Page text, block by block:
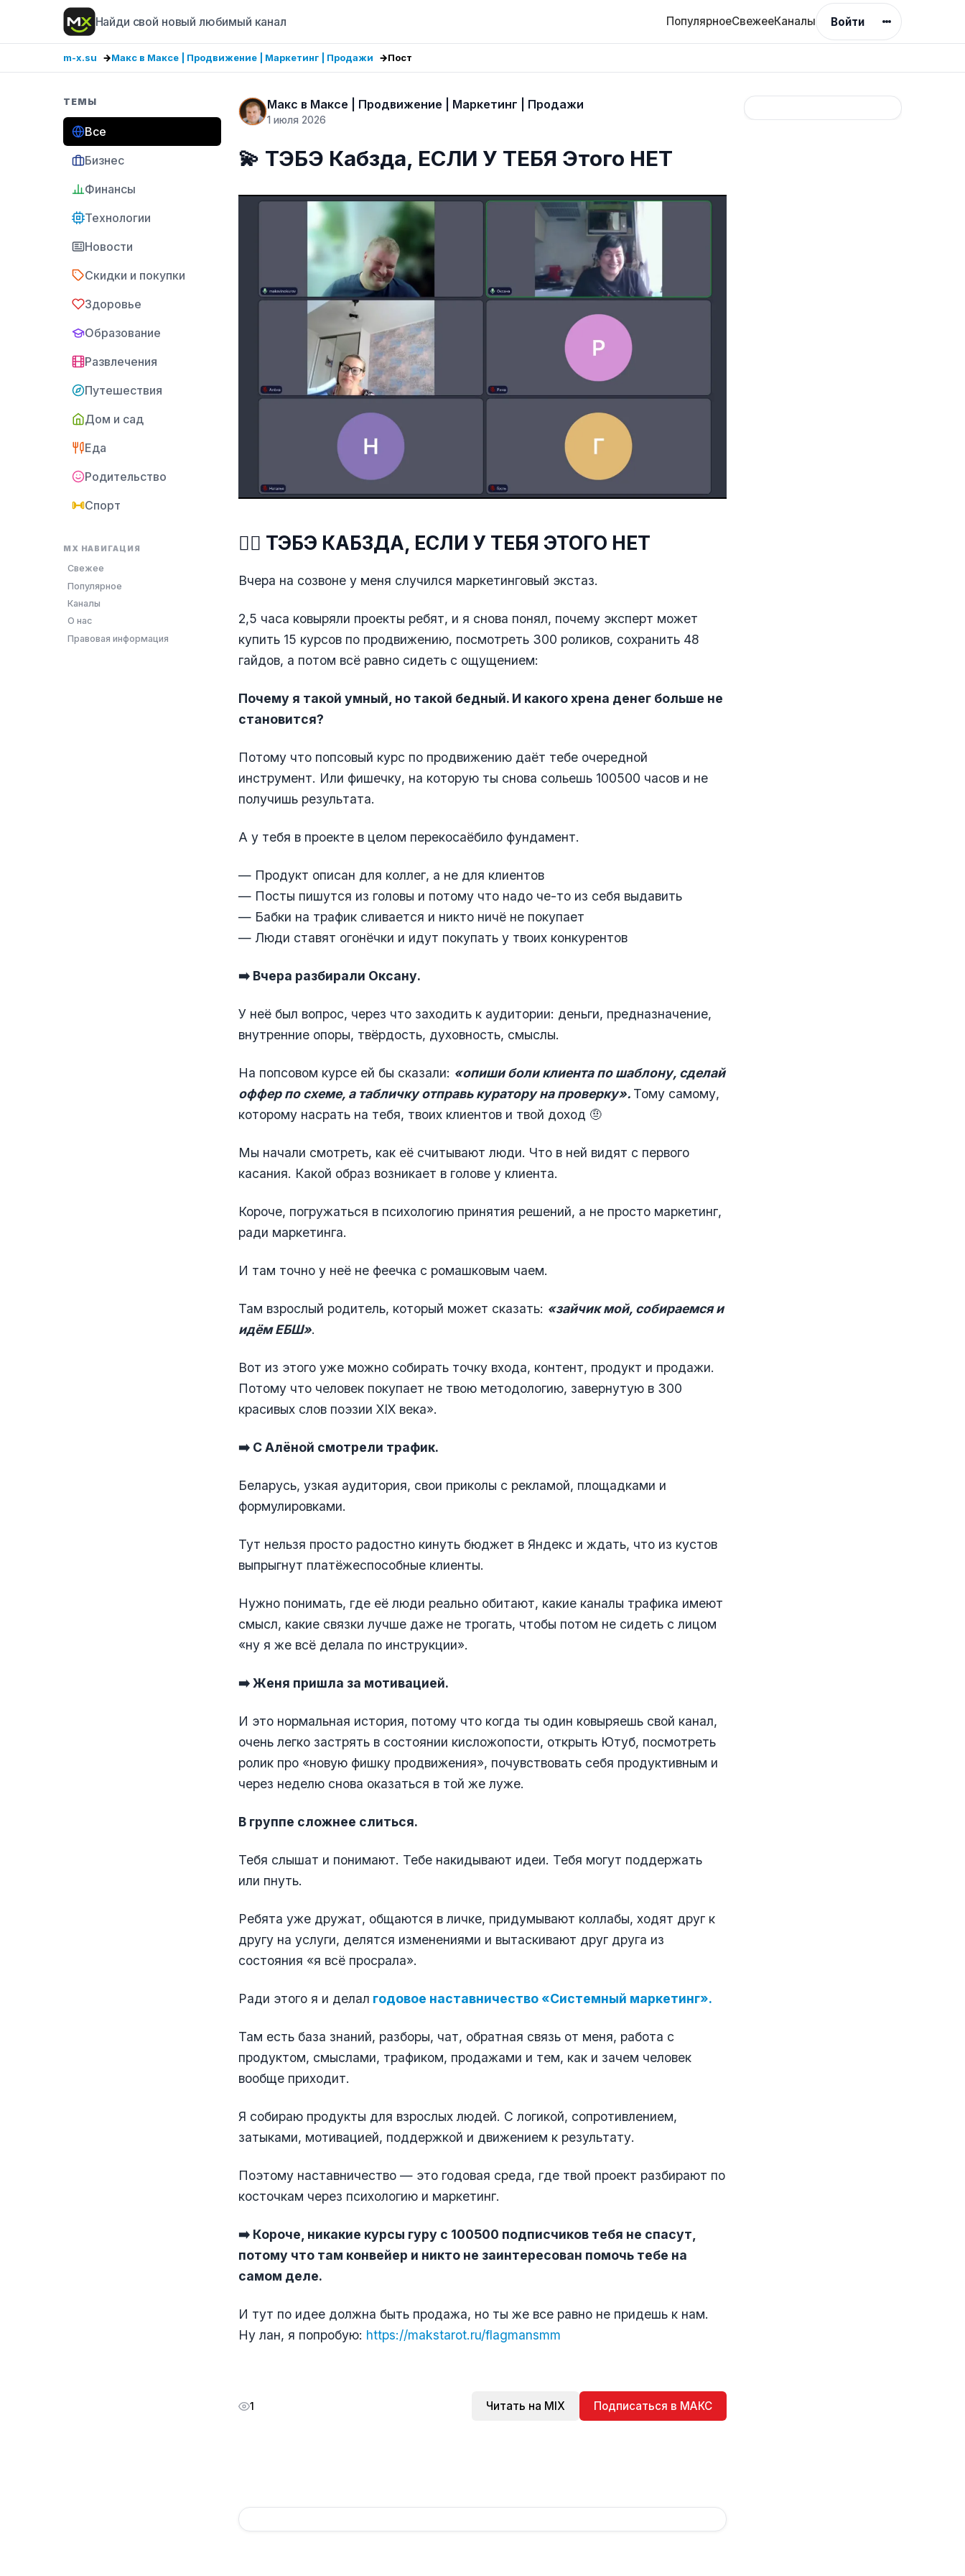
Найди свой новый любимый канал ПопулярноеСвежееКаналы Войти
m-x.su Макс в Максе | Продвижение | Маркетинг | Продажи Пост
ТЕМЫ
Все
Бизнес
Финансы
Технологии
Новости
Скидки и покупки
Здоровье
Образование
Развлечения
Путешествия
Дом и сад
Еда
Родительство
Спорт
MX НАВИГАЦИЯ
Свежее
Популярное
Каналы
О нас
Правовая информация
Макс в Максе | Продвижение | Маркетинг | Продажи
1 июля 2026
‍💫 ТЭБЭ Кабзда, ЕСЛИ У ТЕБЯ Этого НЕТ
😵‍💫 ТЭБЭ КАБЗДА, ЕСЛИ У ТЕБЯ ЭТОГО НЕТ
Вчера на созвоне у меня случился маркетинговый экстаз.
2,5 часа ковыряли проекты ребят, и я снова понял, почему эксперт может
купить 15 курсов по продвижению, посмотреть 300 роликов, сохранить 48
гайдов, а потом всё равно сидеть с ощущением:
Почему я такой умный, но такой бедный. И какого хрена денег больше не
становится?
Потому что попсовый курс по продвижению даёт тебе очередной
инструмент. Или фишечку, на которую ты снова сольешь 100500 часов и не
получишь результата.
А у тебя в проекте в целом перекосаёбило фундамент.
— Продукт описан для коллег, а не для клиентов
— Посты пишутся из головы и потому что надо че-то из себя выдавить
— Бабки на трафик сливается и никто ничё не покупает
— Люди ставят огонёчки и идут покупать у твоих конкурентов
➡️ Вчера разбирали Оксану.
У неё был вопрос, через что заходить к аудитории: деньги, предназначение,
внутренние опоры, твёрдость, духовность, смыслы.
На попсовом курсе ей бы сказали: «опиши боли клиента по шаблону, сделай
оффер по схеме, а табличку отправь куратору на проверку». Тому самому,
которому насрать на тебя, твоих клиентов и твой доход 🤨
Мы начали смотреть, как её считывают люди. Что в ней видят с первого
касания. Какой образ возникает в голове у клиента.
Короче, погружаться в психологию принятия решений, а не просто маркетинг,
ради маркетинга.
И там точно у неё не феечка с ромашковым чаем.
Там взрослый родитель, который может сказать: «зайчик мой, собираемся и
идём ЕБШ».
Вот из этого уже можно собирать точку входа, контент, продукт и продажи.
Потому что человек покупает не твою методологию, завернутую в 300
красивых слов поэзии XIX века».
➡️ С Алёной смотрели трафик.
Беларусь, узкая аудитория, свои приколы с рекламой, площадками и
формулировками.
Тут нельзя просто радостно кинуть бюджет в Яндекс и ждать, что из кустов
выпрыгнут платёжеспособные клиенты.
Нужно понимать, где её люди реально обитают, какие каналы трафика имеют
смысл, какие связки лучше даже не трогать, чтобы потом не сидеть с лицом
«ну я же всё делала по инструкции».
➡️ Женя пришла за мотивацией.
И это нормальная история, потому что когда ты один ковыряешь свой канал,
очень легко застрять в состоянии кисложопости, открыть Ютуб, посмотреть
ролик про «новую фишку продвижения», почувствовать себя продуктивным и
через неделю снова оказаться в той же луже.
В группе сложнее слиться.
Тебя слышат и понимают. Тебе накидывают идеи. Тебя могут поддержать
или пнуть.
Ребята уже дружат, общаются в личке, придумывают коллабы, ходят друг к
другу на услуги, делятся изменениями и вытаскивают друг друга из
состояния «я всё просрала».
Ради этого я и делал годовое наставничество «Системный маркетинг».
Там есть база знаний, разборы, чат, обратная связь от меня, работа с
продуктом, смыслами, трафиком, продажами и тем, как и зачем человек
вообще приходит.
Я собираю продукты для взрослых людей. С логикой, сопротивлением,
затыками, мотивацией, поддержкой и движением к результату.
Поэтому наставничество — это годовая среда, где твой проект разбирают по
косточкам через психологию и маркетинг.
➡️ Короче, никакие курсы гуру с 100500 подписчиков тебя не спасут,
потому что там конвейер и никто не заинтересован помочь тебе на
самом деле.
И тут по идее должна быть продажа, но ты же все равно не придешь к нам.
Ну лан, я попробую: https://makstarot.ru/flagmansmm
1 Читать на MIX Подписаться в МАКС